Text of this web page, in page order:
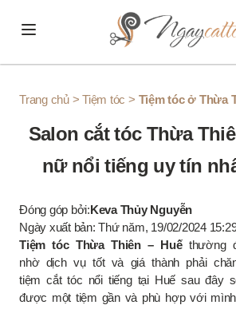
Trang chủ>Tiệm tóc > Tiệm tóc ở Thừa
Salon cắt tóc Thừa
nữ nổi tiếng uy tín
Đóng góp bởi:Keva Thủy Nguyễn
Ngày xuất bản: Thứ năm, 19/02/2024
Tiệm tóc Thừa Thiên – Huếthường
nhờ dịch vụ tốt và giá thành phải
tiệm cắt tóc nổi tiếng tại Huế sau đây
được một tiệm gần và phù hợp với